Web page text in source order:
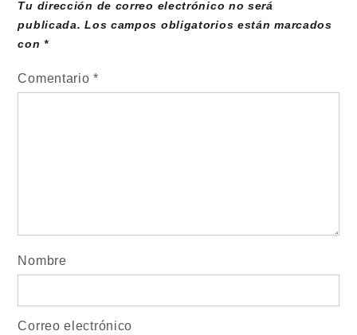
Tu dirección de correo electrónico no será
publicada. Los campos obligatorios están marcados
con*
Comentario*
Nombre
Correo electrónico